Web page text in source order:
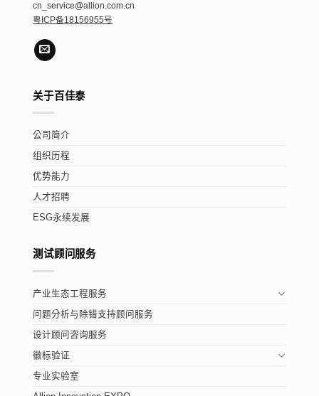
cn_service@allion.com.cn
粤ICP备18156955号
关于百佳泰
公司简介
组织历程
优势能力
人才招聘
ESG永续发展
测试顾问服务
产业生态工程服务
问题分析与除错支持顾问服务
设计顾问咨询服务
徽标验证
专业实验室